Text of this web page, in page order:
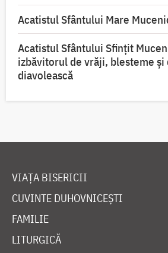
Acatistul Sfântului Mare
Acatistul Sfântului Sfințit
izbăvitorul de vrăji, blesteme și
diavolească
VIAȚA BISERICII
CUVINTE DUHOVNICEȘTI
FAMILIE
LITURGICĂ